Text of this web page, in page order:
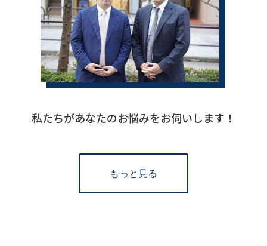
私たちがあなたのお悩みをお伺いします！
もっと見る